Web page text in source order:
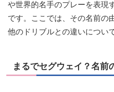
や世界的名手のプレーを表現
です。ここでは、その名前の
他のドリブルとの違いについ
まるでセグウェイ？名前